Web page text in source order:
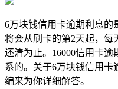
6万块钱信用卡逾期利息的
将会从刷卡的第2天起，每
还清为止。16000信用卡
系的。关于6万块钱信用
编来为你详细解答。